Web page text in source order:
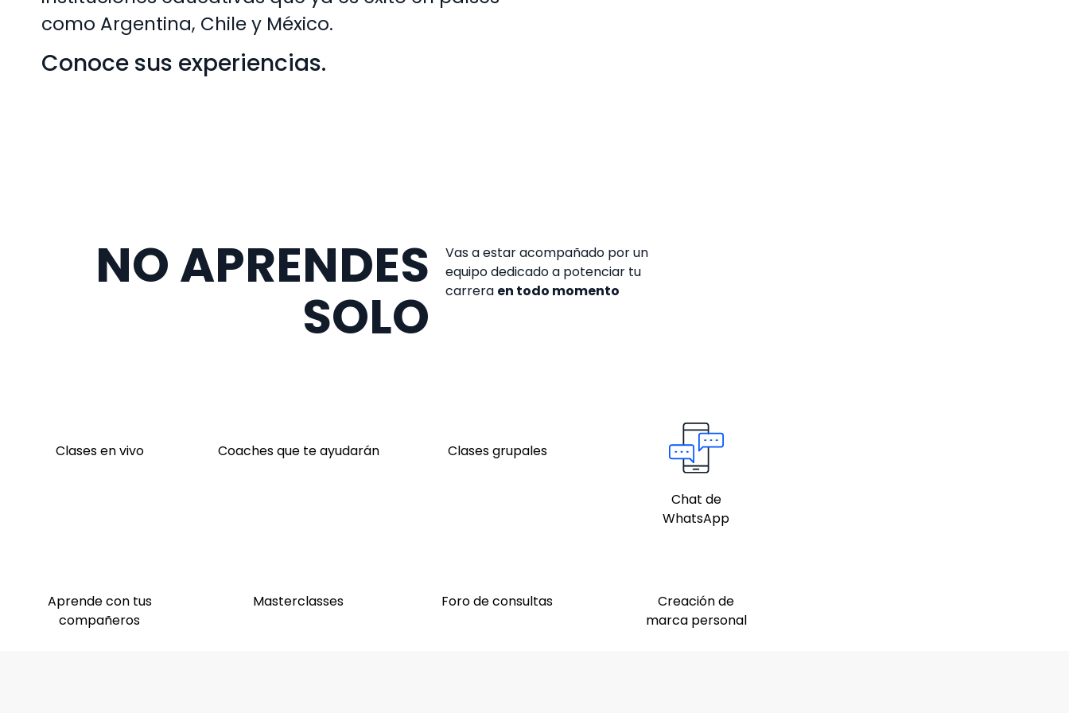
como Argentina, Chile y México.
Conoce sus experiencias.
NO APRENDES
SOLO
Vas a estar acompañado por un
equipo dedicado a potenciar tu
carrera en todo momento
Clases en vivo Coaches que te ayudarán Clases grupales
Chat de
WhatsApp
Aprende con tus
compañeros
Masterclasses Foro de consultas
Creación de
marca personal